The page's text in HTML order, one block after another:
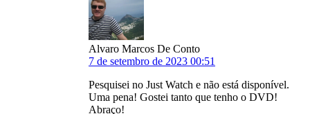
Alvaro Marcos De Conto
7 de setembro de 2023 00:51
Pesquisei no Just Watch e não está disponível.
Uma pena! Gostei tanto que tenho o DVD!
Abraço!